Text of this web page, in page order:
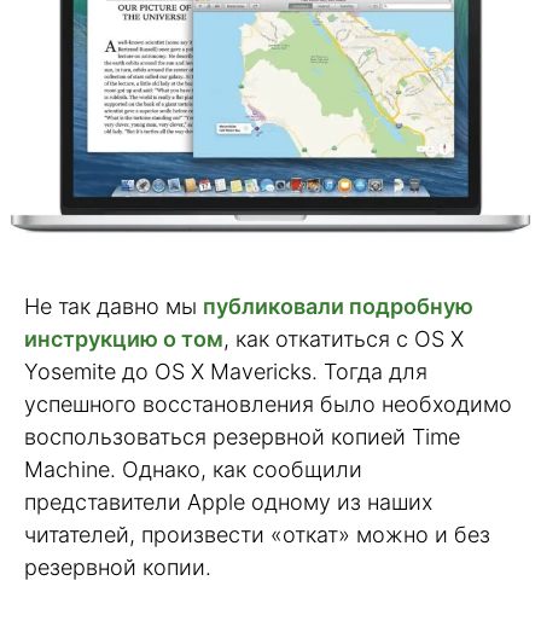
Не так давно мы публиковали подробную
инструкцию о том, как откатиться с OS X
Yosemite до OS X Mavericks. Тогда для
успешного восстановления было необходимо
воспользоваться резервной копией Time
Machine. Однако, как сообщили
представители Apple одному из наших
читателей, произвести «откат» можно и без
резервной копии.